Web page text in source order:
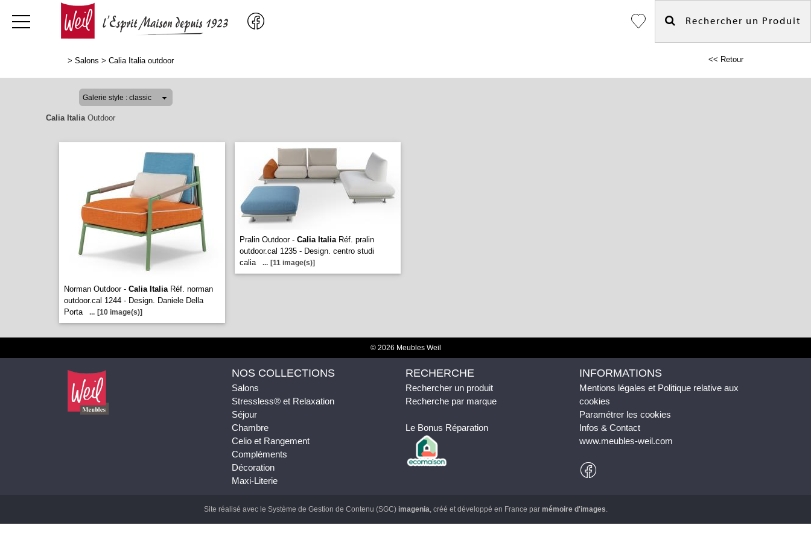
Rechercher un Produit
> Salons > Calia Italia outdoor << Retour
Calia ItaliaOutdoor
Norman Outdoor - Calia ItaliaRéf. norman
outdoor.cal 1244 - Design. Daniele Della
Porta
... [10 image(s)]
Pralin Outdoor - Calia ItaliaRéf. pralin
outdoor.cal 1235 - Design. centro studi
calia
... [11 image(s)]
© 2026 Meubles Weil
NOS COLLECTIONS
Salons
Stressless® et Relaxation
Séjour
Chambre
Celio et Rangement
Compléments
Décoration
Maxi-Literie
RECHERCHE
Rechercher un produit
Recherche par marque
Le Bonus Réparation
INFORMATIONS
Mentions légales et Politique relative aux
cookies
Paramétrer les cookies
Infos & Contact
www.meubles-weil.com
Site réalisé avec le Système de Gestion de Contenu (SGC) imagenia, créé et développé en France par mémoire d'images.